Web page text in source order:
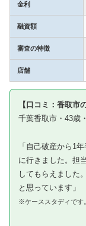
金利
融資額
審査の特徴
店舗
【口コミ：香取市
千葉香取市・43歳
「自己破産から1
に行きました。担
してもらえました
と思っています」
※ケーススタディです